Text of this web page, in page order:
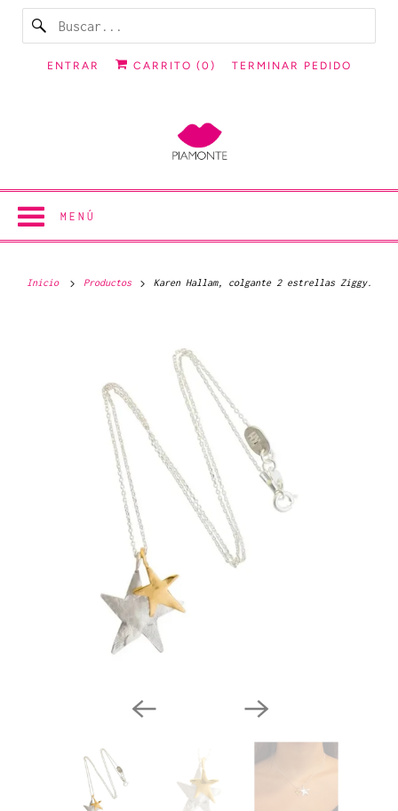
ENTRAR CARRITO ( 0 ) TERMINAR PEDIDO
MENÚ
Inicio Productos Karen Hallam, colgante 2 estrellas Ziggy.